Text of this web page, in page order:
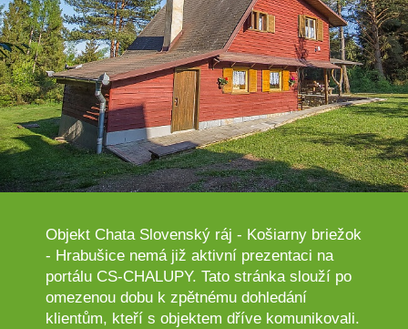
Objekt Chata Slovenský ráj - Košiarny briežok
- Hrabušice nemá již aktivní prezentaci na
portálu CS-CHALUPY. Tato stránka slouží po
omezenou dobu k zpětnému dohledání
klientům, kteří s objektem dříve komunikovali.